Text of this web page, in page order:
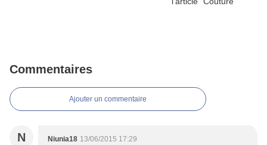
Commentaires
Ajouter un commentaire
N Niunia18 13/06/2015 17:29